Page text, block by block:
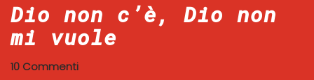
Dio non c’è, Dio non
mi vuole
10 Commenti